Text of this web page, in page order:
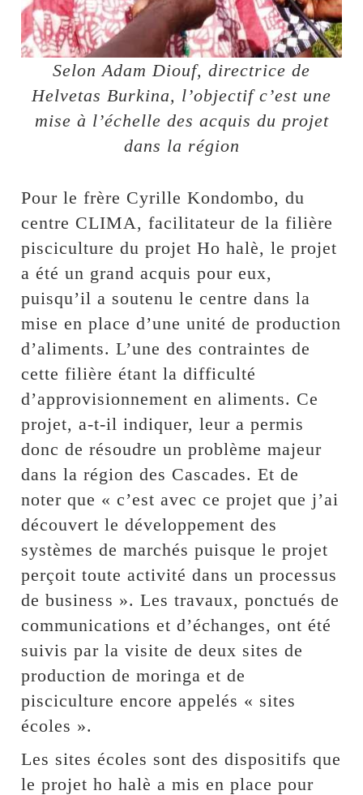
Selon Adam Diouf, directrice de
Helvetas Burkina, l’objectif c’est une
mise à l’échelle des acquis du projet
dans la région
Pour le frère Cyrille Kondombo, du
centre CLIMA, facilitateur de la filière
pisciculture du projet Ho halè, le projet
a été un grand acquis pour eux,
puisqu’il a soutenu le centre dans la
mise en place d’une unité de production
d’aliments. L’une des contraintes de
cette filière étant la difficulté
d’approvisionnement en aliments. Ce
projet, a-t-il indiquer, leur a permis
donc de résoudre un problème majeur
dans la région des Cascades. Et de
noter que « c’est avec ce projet que j’ai
découvert le développement des
systèmes de marchés puisque le projet
perçoit toute activité dans un processus
de business ». Les travaux, ponctués de
communications et d’échanges, ont été
suivis par la visite de deux sites de
production de moringa et de
pisciculture encore appelés « sites
écoles ».
Les sites écoles sont des dispositifs que
le projet ho halè a mis en place pour